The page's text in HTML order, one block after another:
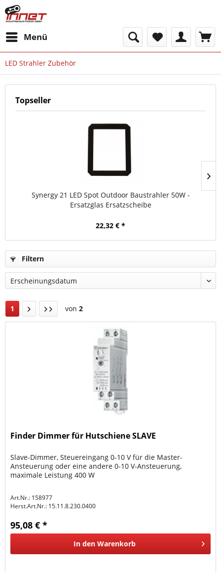
Menü
LED Strahler Zubehör
Topseller
Synergy 21 LED Spot Outdoor Baustrahler 50W -
Ersatzglas Ersatzscheibe
22,32 € *
Filtern
1 von 2
Finder Dimmer für Hutschiene SLAVE
Slave-Dimmer, Steuereingang 0-10 V für die Master-
Ansteuerung oder eine andere 0-10 V-Ansteuerung,
maximale Leistung 400 W
Art.Nr.: 158977
Herst.Art.Nr.: 15.11.8.230.0400
95,08 € *
In den Warenkorb